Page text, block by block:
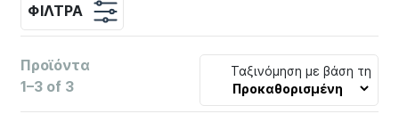
ΦΊΛΤΡΑ
Προϊόντα
1–3 of 3
Ταξινόμηση με βάση τη